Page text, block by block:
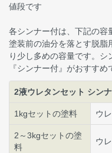
値段です
各シンナー付は、下記の容
塗装前の油分を落とす脱脂
り少し多めの容量です。
『シンナー付』がおすすめ
2液ウレタンセット シン
1kgセットの塗料 ウ
2～3kgセットの塗
料
ウ